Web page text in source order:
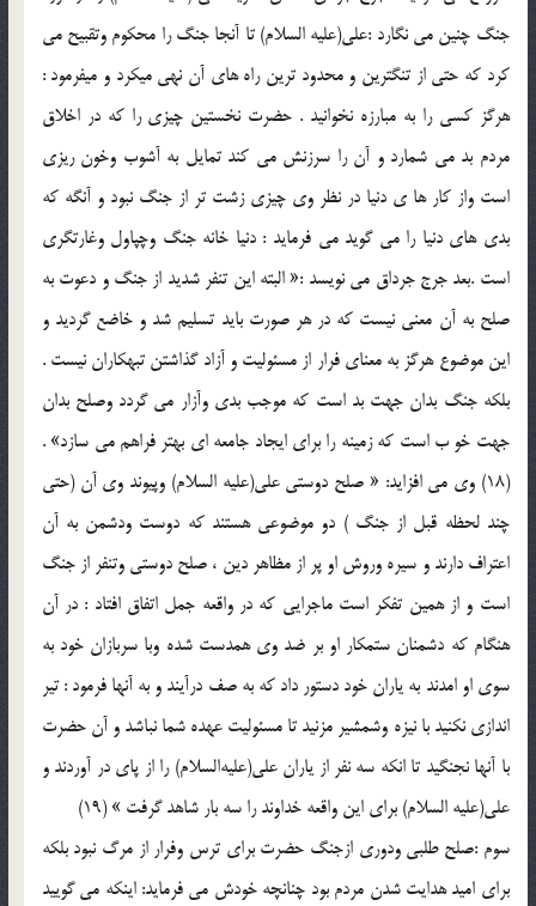
جنگ چنين مي نگارد :علي(عليه السلام) تا آنجا جنگ را محكوم وتقبيح مي
كرد كه حتي از تنگترين و محدود ترين را‌ه هاي آن نهي ميكرد و ميفرمود :
هرگز كسي را به مبارزه نخوانيد . حضرت نخستين چيزي را كه در اخلاق
مردم بد مي شمارد و آن را سرزنش مي كند تمايل به آشوب وخون ريزي
است واز كار ها ي دنيا در نظر وي چيزي زشت تر از جنگ نبود و آنگه كه
بدي هاي دنيا را مي گويد مي فرمايد : دنيا خانه جنگ وچپاول وغارتگري
است .بعد جرج جرداق مي نويسد :« البته اين تنفر شديد از جنگ و دعوت به
صلح به آن معني نيست كه در هر صورت بايد تسليم شد و خاضع گرديد و
اين موضوع هرگز به معناي فرار از مسئوليت و آزاد گذاشتن تبهكاران نيست .
بلكه جنگ بدان جهت بد است كه موجب بدي وآزار مي گردد وصلح بدان
جهت خو ب است كه زمينه را براي ايجاد جامعه اي بهتر فراهم مي سازد» .
(18) وي مي افزايد: « صلح دوستي علي(عليه السلام) وپيوند وي آن (حتي
چند لحظه قبل از جنگ ) دو موضوعي هستند كه دوست ودشمن به آن
اعتراف دارند و سيره وروش او پر از مظاهر دين ، صلح دوستي وتنفر از جنگ
است و از همين تفكر است ماجرايي كه در واقعه جمل اتفاق افتاد : در آن
هنگام كه دشمنان ستمكار او بر ضد وي همدست شده وبا سربازان خود به
سوي او امدند به ياران خود دستور داد كه به صف درآيند و به آنها فرمود : تير
اندازي نكنيد با نيزه وشمشير مزنيد تا مسئوليت عهده شما نباشد و آن حضرت
با آنها نجنگيد تا انكه سه نفر از ياران علي(عليه‌السلام) را از پاي در آوردند و
علي(عليه السلام) براي اين واقعه خداوند را سه بار شاهد گرفت » (19)
سوم :صلح طلبي ودوري ازجنگ حضرت براي ترس وفرار از مرگ نبود بلكه
براي اميد هدايت شدن مردم بود چنانچه خودش مي فرمايد: اينكه مي گوييد